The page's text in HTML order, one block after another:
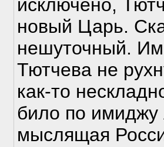
исключено,
новый Царь.
нешуточный.
Тютчева не
как-то
било по
мыслящая